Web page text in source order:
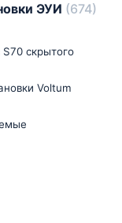
ЭУИ (674)
скрытого
Voltum